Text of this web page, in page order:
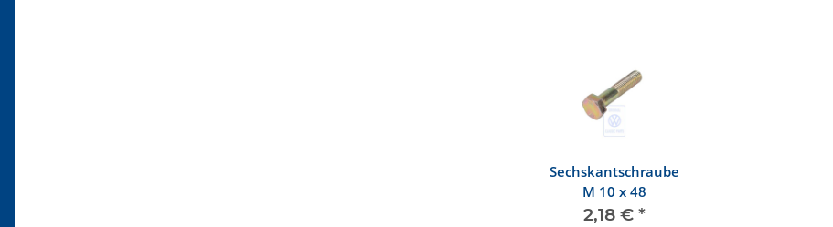
Sechskantschraube
M 10 x 48
2,18 € *